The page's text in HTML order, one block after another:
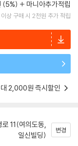
(5%) 마니아추가적립
상 구매 시 2천원 추가 적립
2,000원 즉시할인
11(여의도동,
일신빌딩)
변경